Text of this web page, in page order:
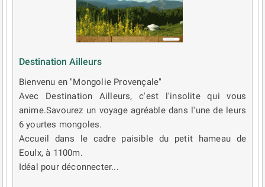
Destination Ailleurs
Bienvenu en "Mongolie Provençale"
Avec Destination Ailleurs, c'est l'insolite qui vous
anime.Savourez un voyage agréable dans l'une de leurs
6 yourtes mongoles.
Accueil dans le cadre paisible du petit hameau de
Eoulx, à 1100m.
Idéal pour déconnecter...